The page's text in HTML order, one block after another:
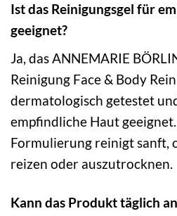
Ist das Reinigungsgel für
geeignet?
Ja, das ANNEMARIE
Reinigung Face & Body
dermatologisch getestet
empfindliche Haut
Formulierung reinigt sanft,
reizen oder auszutrocknen.
Kann das Produkt täglich